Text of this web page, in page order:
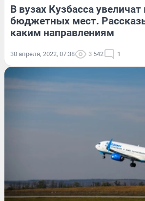
В вузах Кузбасса увеличат
бюджетных мест.
каким направлениям
30 апреля, 2022, 07:38 3 542 1